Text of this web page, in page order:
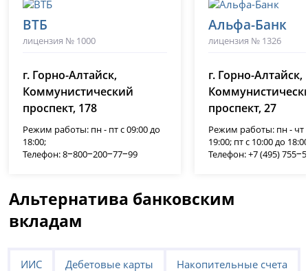
ВТБ
лицензия № 1000
г. Горно-Алтайск,
Коммунистический
проспект, 178
Режим работы: пн - пт с 09:00 до
18:00;
Телефон: 8‒800‒200‒77‒99
Альфа-Банк
лицензия № 1326
г. Горно-Алтайск,
проспект, 27
Режим работы: пн - чт
19:00; пт с 10:00 до
Телефон: +7 (495)
Альтернатива банковским
вкладам
ИИС Дебетовые карты Накопительные счета